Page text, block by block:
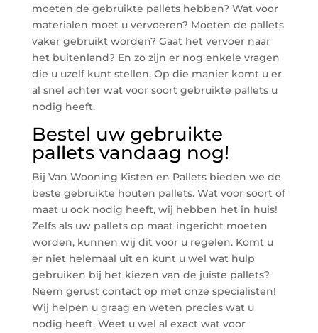
moeten de gebruikte pallets hebben? Wat voor
materialen moet u vervoeren? Moeten de pallets
vaker gebruikt worden? Gaat het vervoer naar
het buitenland? En zo zijn er nog enkele vragen
die u uzelf kunt stellen. Op die manier komt u er
al snel achter wat voor soort gebruikte pallets u
nodig heeft.
Bestel uw gebruikte
pallets vandaag nog!
Bij Van Wooning Kisten en Pallets bieden we de
beste gebruikte houten pallets. Wat voor soort of
maat u ook nodig heeft, wij hebben het in huis!
Zelfs als uw pallets op maat ingericht moeten
worden, kunnen wij dit voor u regelen. Komt u
er niet helemaal uit en kunt u wel wat hulp
gebruiken bij het kiezen van de juiste pallets?
Neem gerust contact op met onze specialisten!
Wij helpen u graag en weten precies wat u
nodig heeft. Weet u wel al exact wat voor